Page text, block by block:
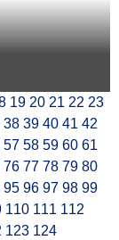
19 20 21 22 23
38 39 40 41 42
57 58 59 60 61
76 77 78 79 80
95 96 97 98 99
110 111 112
123 124